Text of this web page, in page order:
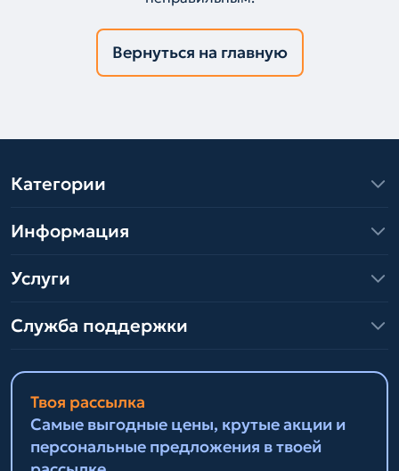
Вернуться на главную
Категории
Информация
Услуги
Служба поддержки
Твоя рассылка
Самые выгодные цены, крутые акции и
персональные предложения в твоей